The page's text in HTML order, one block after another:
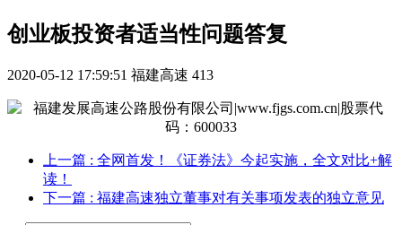
创业板投资者适当性问题答复
2020-05-12 17:59:51 福建高速 413
上一篇 : 全网首发！《证券法》今起实施，全文对比+解
读！
下一篇 : 福建高速独立董事对有关事项发表的独立意见